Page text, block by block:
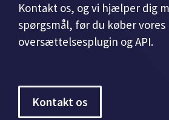
Kontakt os, og vi hjælper dig
spørgsmål, før du køber vores
oversættelsesplugin og API.
Kontakt os